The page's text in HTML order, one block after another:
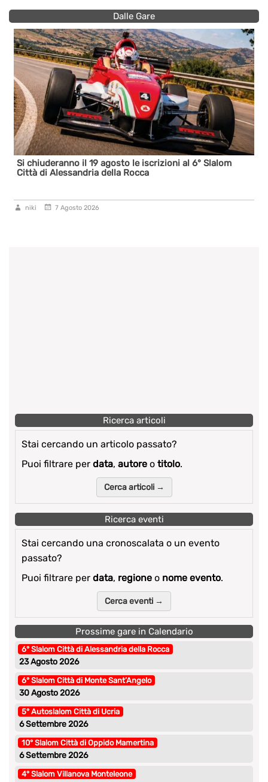
Dalle Gare
Si chiuderanno il 19 agosto le iscrizioni al 6° Slalom
Città di Alessandria della Rocca
niki 7 Agosto 2026
Ricerca articoli
Stai cercando un articolo passato?
Puoi filtrare per data, autore o titolo.
Cerca articoli →
Ricerca eventi
Stai cercando una cronoscalata o un evento
passato?
Puoi filtrare per data, regione o nome evento.
Cerca eventi →
Prossime gare in Calendario
6° Slalom Città di Alessandria della Rocca
23 Agosto 2026
6° Slalom Città di Monte Sant’Angelo
30 Agosto 2026
5° Autoslalom Città di Ucria
6 Settembre 2026
10° Slalom Città di Oppido Mamertina
6 Settembre 2026
4° Slalom Villanova Monteleone